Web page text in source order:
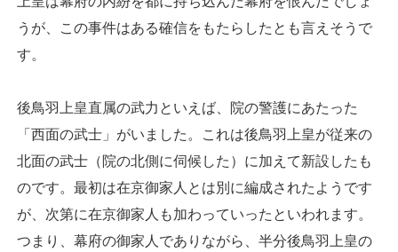
うが、この事件はある確信をもたらしたとも言えそうで
す。
後鳥羽上皇直属の武力といえば、院の警護にあたった
「西面の武士」がいました。これは後鳥羽上皇が従来の
北面の武士（院の北側に伺候した）に加えて新設したも
のです。最初は在京御家人とは別に編成されたようです
が、次第に在京御家人も加わっていったといわれます。
つまり、幕府の御家人でありながら、半分後鳥羽上皇の